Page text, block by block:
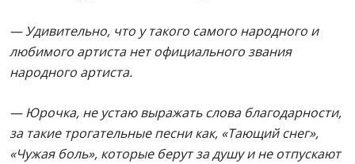
— Удивительно, что у такого самого народного и
любимого артиста нет официального звания
народного артиста.
— Юрочка, не устаю выражать слова благодарности,
за такие трогательные песни как, «Тающий снег»,
«Чужая боль», которые берут за душу и не отпускают